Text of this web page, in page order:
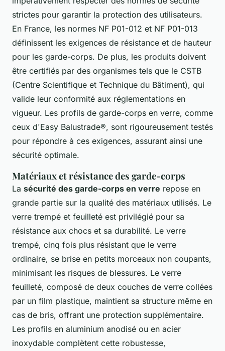
strictes pour garantir la protection des utilisateurs.
En France, les normes NF P01-012 et NF P01-013
définissent les exigences de résistance et de hauteur
pour les garde-corps. De plus, les produits doivent
être certifiés par des organismes tels que le CSTB
(Centre Scientifique et Technique du Bâtiment), qui
valide leur conformité aux réglementations en
vigueur. Les profils de garde-corps en verre, comme
ceux d'Easy Balustrade®, sont rigoureusement testés
pour répondre à ces exigences, assurant ainsi une
sécurité optimale.
Matériaux et résistance des garde-corps
La sécurité des garde-corps en verre repose en
grande partie sur la qualité des matériaux utilisés. Le
verre trempé et feuilleté est privilégié pour sa
résistance aux chocs et sa durabilité. Le verre
trempé, cinq fois plus résistant que le verre
ordinaire, se brise en petits morceaux non coupants,
minimisant les risques de blessures. Le verre
feuilleté, composé de deux couches de verre collées
par un film plastique, maintient sa structure même en
cas de bris, offrant une protection supplémentaire.
Les profils en aluminium anodisé ou en acier
inoxydable complètent cette robustesse,